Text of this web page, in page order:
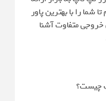
شما را با بهترین پاور
متفاوت آشنا
چیست؟